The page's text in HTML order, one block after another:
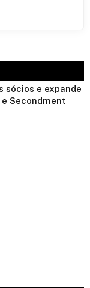
sócios e expande
Secondment